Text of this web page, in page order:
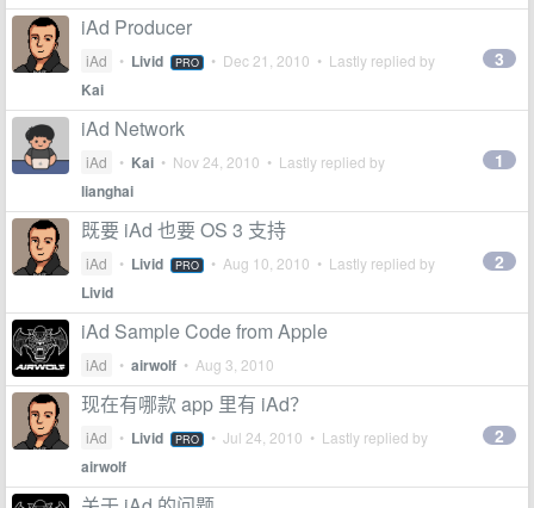
iAd Producer
iAd • Livid PRO • Dec 21, 2010 • Lastly replied by
Kai
3
iAd Network
iAd • Kai • Nov 24, 2010 • Lastly replied by
lianghai
1
既要 iAd 也要 OS 3 支持
iAd • Livid PRO • Aug 10, 2010 • Lastly replied by
Livid
2
iAd Sample Code from Apple
iAd • airwolf • Aug 3, 2010
现在有哪款 app 里有 iAd？
iAd • Livid PRO • Jul 24, 2010 • Lastly replied by
airwolf
2